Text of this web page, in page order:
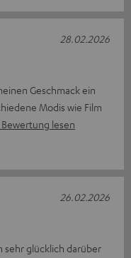
Geschmack ein
Modis wie Film
lesen
28.02.2026
sehr glücklich darüber
26.02.2026